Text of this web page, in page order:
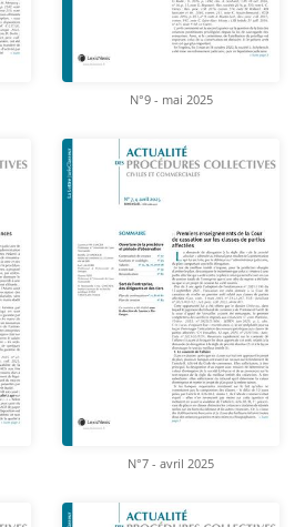
N°9 - mai 2025
N°7 - avril 2025